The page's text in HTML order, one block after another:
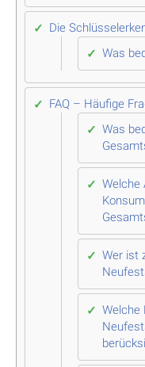
Die
Was
FAQ – Häufige
Was
Welche
Wer ist
Welche